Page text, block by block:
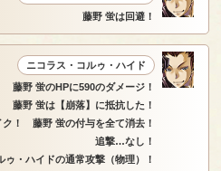
藤野 蛍は回避！
ニコラス・コルゥ・ハイド
藤野 蛍のHPに590のダメージ！
藤野 蛍は【崩落】に抵抗した！
ク！ 藤野 蛍の付与を全て消去！
追撃…なし！
ゥ・ハイドの通常攻撃（物理）！